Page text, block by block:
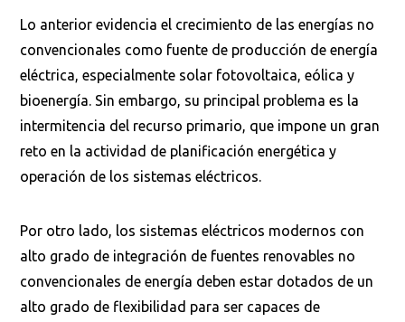
Lo anterior evidencia el crecimiento de las energías no
convencionales como fuente de producción de energía
eléctrica, especialmente solar fotovoltaica, eólica y
bioenergía. Sin embargo, su principal problema es la
intermitencia del recurso primario, que impone un gran
reto en la actividad de planificación energética y
operación de los sistemas eléctricos.
Por otro lado, los sistemas eléctricos modernos con
alto grado de integración de fuentes renovables no
convencionales de energía deben estar dotados de un
alto grado de flexibilidad para ser capaces de